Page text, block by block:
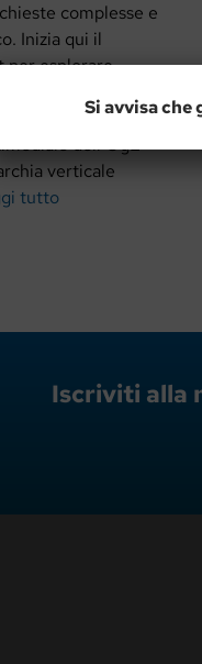
complesse e
Inizia qui il
per esplorare
nelle redazioni
è parte di Tabloid
dell’OgL
verticale
tutto
Iscriviti alla
Si avvisa che